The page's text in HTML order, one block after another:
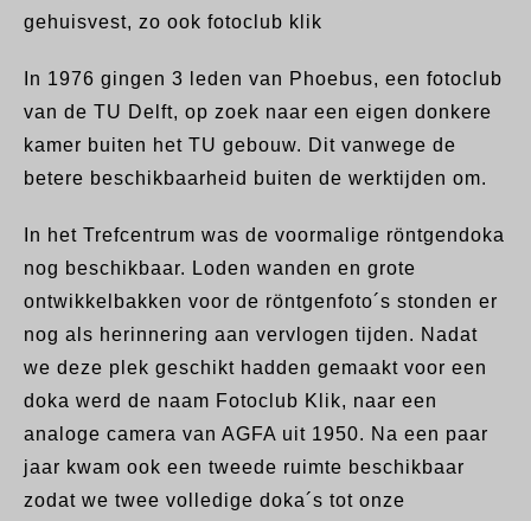
gehuisvest, zo ook fotoclub klik
In 1976 gingen 3 leden van Phoebus, een fotoclub
van de TU Delft, op zoek naar een eigen donkere
kamer buiten het TU gebouw. Dit vanwege de
betere beschikbaarheid buiten de werktijden om.
In het Trefcentrum was de voormalige röntgendoka
nog beschikbaar. Loden wanden en grote
ontwikkelbakken voor de röntgenfoto´s stonden er
nog als herinnering aan vervlogen tijden. Nadat
we deze plek geschikt hadden gemaakt voor een
doka werd de naam Fotoclub Klik, naar een
analoge camera van AGFA uit 1950. Na een paar
jaar kwam ook een tweede ruimte beschikbaar
zodat we twee volledige doka´s tot onze